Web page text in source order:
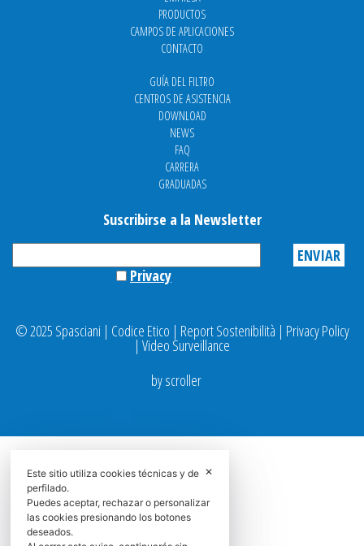
PRODUCTOS
CAMPOS DE APLICACIONES
CONTACTO
GUÍA DEL FILTRO
CENTROS DE ASISTENCIA
DOWNLOAD
NEWS
FAQ
CARRERA
GRADUADAS
Suscribirse a la Newsletter
Privacy
© 2025 Spasciani | Codice Etico | Report Sostenibilità | Privacy Policy
| Video Surveillance
by scroller
✕
Este sitio utiliza cookies técnicas y de
perfilado.
Puedes aceptar, rechazar o personalizar
las cookies presionando los botones
deseados.